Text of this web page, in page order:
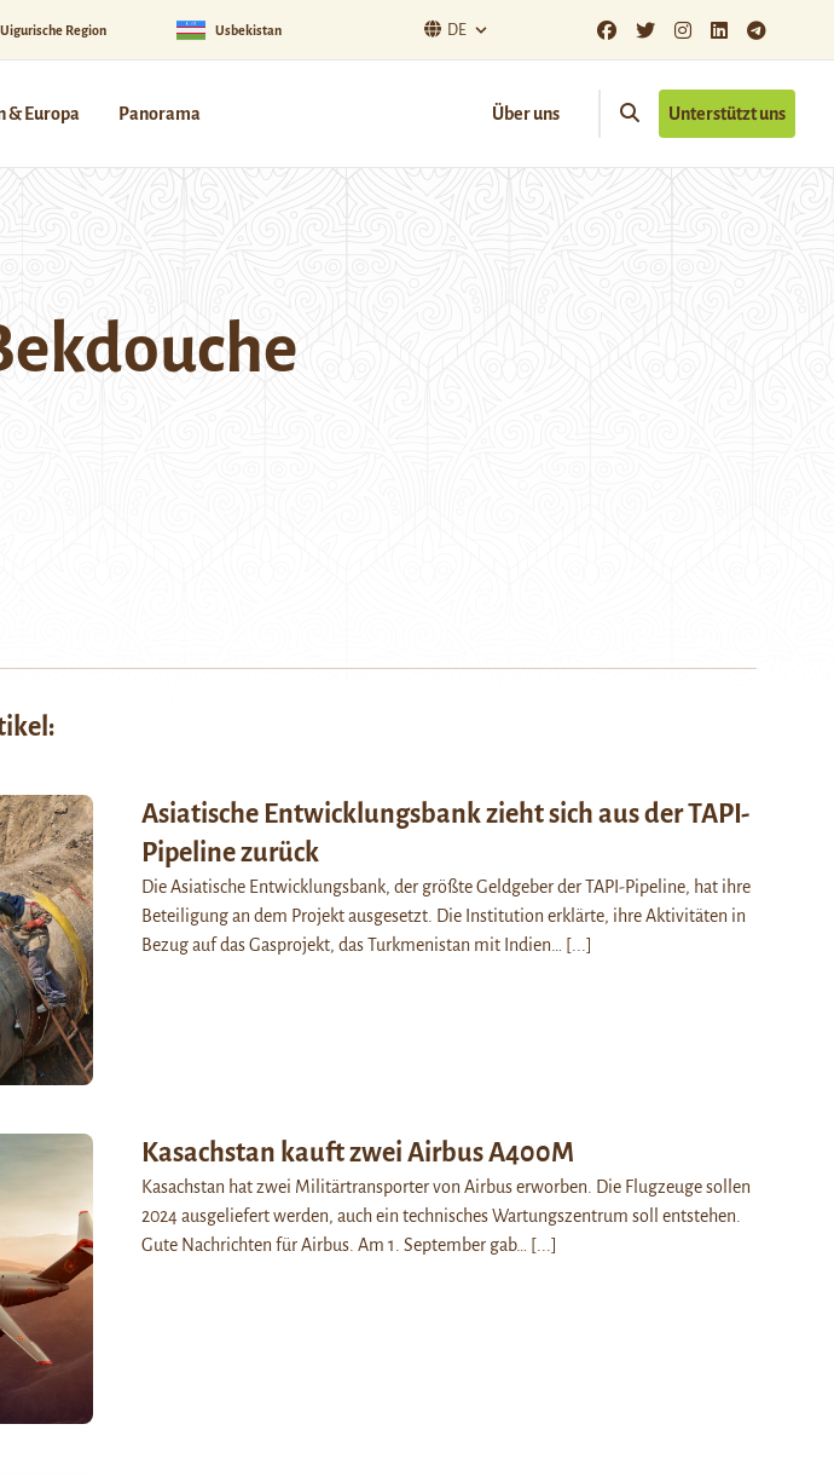
Uigurische Region Usbekistan DE
& Europa Panorama Über uns Unterstützt uns
Asiatische Entwicklungsbank zieht sich aus der TAPI-
Pipeline zurück
Die Asiatische Entwicklungsbank, der größte Geldgeber der TAPI-Pipeline, hat ihre
Beteiligung an dem Projekt ausgesetzt. Die Institution erklärte, ihre Aktivitäten in
Bezug auf das Gasprojekt, das Turkmenistan mit Indien…
[...]
Kasachstan kauft zwei Airbus A400M
Kasachstan hat zwei Militärtransporter von Airbus erworben. Die Flugzeuge sollen
2024 ausgeliefert werden, auch ein technisches Wartungszentrum soll entstehen.
Gute Nachrichten für Airbus. Am 1. September gab…
[...]